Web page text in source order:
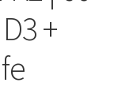
+